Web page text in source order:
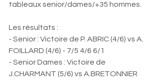
tableaux senior/dames/+35 hommes.
Les résultats :
- Senior : Victoire de P. ABRIC (4/6) vs A.
FOILLARD (4/6) - 7/5 4/6 6/1
- Senior Dames : Victoire de
J.CHARMANT (5/6) vs A.BRETONNIER